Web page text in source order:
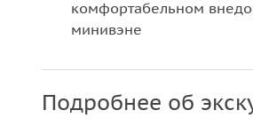
комфортабельном
минивэне
Подробнее об